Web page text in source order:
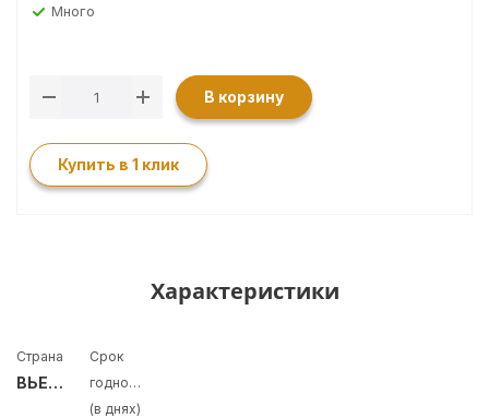
Много
В корзину
Купить в 1 клик
Характеристики
Страна
ВЬЕТНАМ
Срок
годности
(в днях)